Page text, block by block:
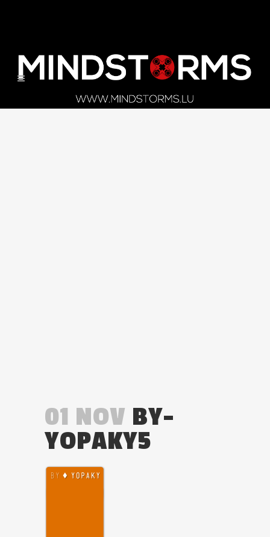
01 NOV BY-
YOPAKY5